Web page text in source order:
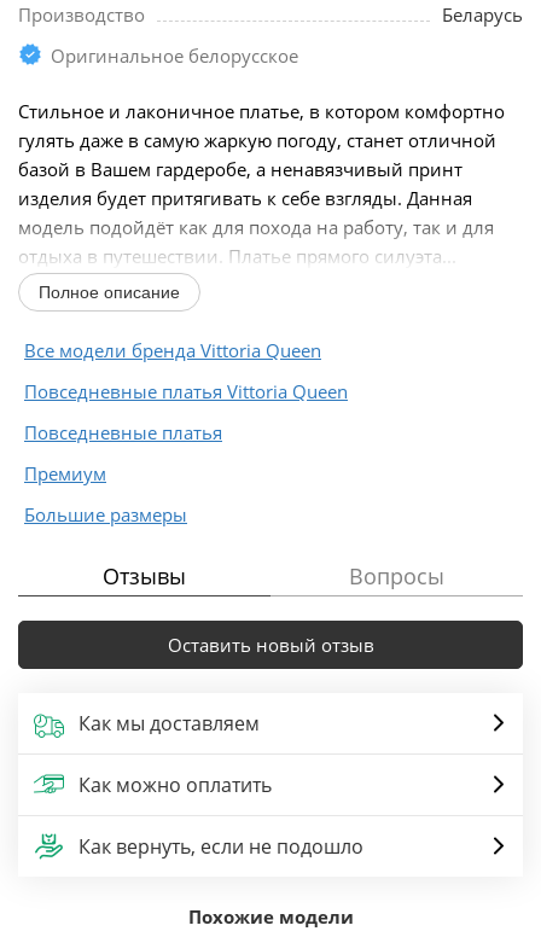
Производство
Беларусь
Оригинальное белорусское
Стильное и лаконичное платье, в котором комфортно
гулять даже в самую жаркую погоду, станет отличной
базой в Вашем гардеробе, а ненавязчивый принт
изделия будет притягивать к себе взгляды. Данная
модель подойдёт как для похода на работу, так и для
отдыха в путешествии. Платье прямого силуэта...
Полное описание
Все модели бренда Vittoria Queen
Повседневные платья Vittoria Queen
Повседневные платья
Премиум
Большие размеры
Отзывы Вопросы
Оставить новый отзыв
Как мы доставляем
Как можно оплатить
Как вернуть, если не подошло
Похожие модели